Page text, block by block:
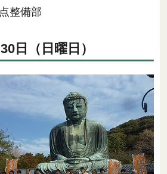
整備部
日（日曜日）